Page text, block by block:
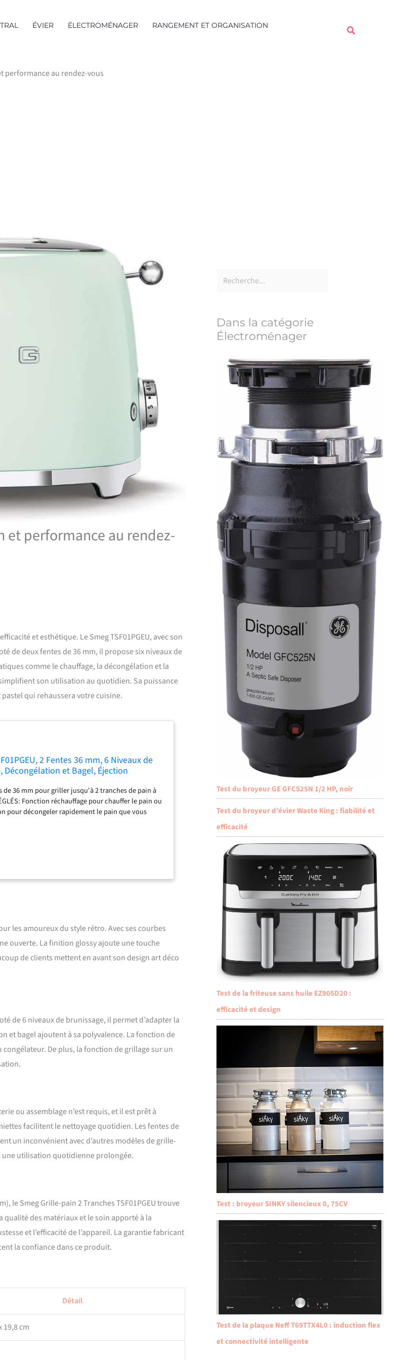
ÉVIER ÉLECTROMÉNAGER
RANGEMENT ET ORGANISATION
Rechercher
performance au rendez-vous
et performance au rendez-
et esthétique. Le Smeg TSF01PGEU, avec son
de deux fentes de 36 mm, il propose six niveaux de
comme le chauffage, la décongélation et la
son utilisation au quotidien. Sa puissance
qui rehaussera votre cuisine.
2 Fentes 36 mm, 6 Niveaux de
Décongélation et Bagel, Éjection
de 36 mm pour griller jusqu'à 2 tranches de pain à
Fonction réchauffage pour chauffer le pain ou
pour décongeler rapidement le pain que vous
à l'intérieur des grands compartiments permet
sont automatiquement éjectées afin de pouvoir les
STYLE: Avec son mélange de technologie et de
les amoureux du style rétro. Avec ses courbes
ouverte. La finition glossy ajoute une touche
de clients mettent en avant son design art déco
de 6 niveaux de brunissage, il permet d’adapter la
et bagel ajoutent à sa polyvalence. La fonction de
De plus, la fonction de grillage sur un
ou assemblage n’est requis, et il est prêt à
facilitent le nettoyage quotidien. Les fentes de
un inconvénient avec d’autres modèles de grille-
une utilisation quotidienne prolongée.
le Smeg Grille-pain 2 Tranches TSF01PGEU trouve
qualité des matériaux et le soin apporté à la
et l’efficacité de l’appareil. La garantie fabricant
la confiance dans ce produit.
Détail
19,8 cm
Dans la catégorie
Électroménager
Test du broyeur GE GFC525N 1/2 HP, noir
Test du broyeur d’évier Waste King : fiabilité et
efficacité
Test de la friteuse sans huile EZ905D20 :
efficacité et design
Test : broyeur SINKY silencieux 0, 75CV
Test de la plaque Neff T69TTX4L0 : induction flex
et connectivité intelligente